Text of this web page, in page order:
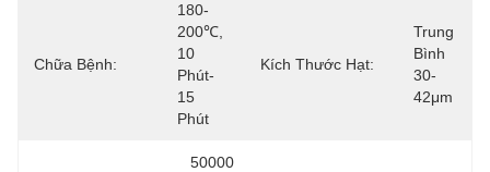
Chữa Bệnh:
180-
200℃,
10
Phút-
15
Phút
Kích Thước Hạt:
Trung
Bình
30-
42μm
50000